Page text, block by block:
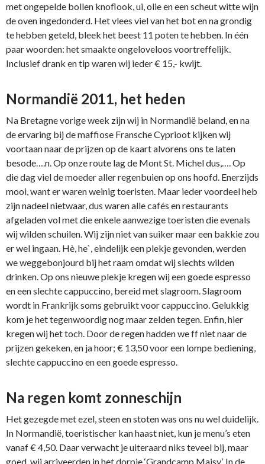
met ongepelde bollen knoflook, ui, olie en een scheut witte wijn
de oven ingedonderd. Het vlees viel van het bot en na grondig
te hebben geteld, bleek het beest 11 poten te hebben. In één
paar woorden: het smaakte ongeloveloos voortreffelijk.
Inclusief drank en tip waren wij ieder € 15,- kwijt.
Normandië 2011, het heden
Na Bretagne vorige week zijn wij in Normandië beland, en na
de ervaring bij de maffiose Fransche Cyprioot kijken wij
voortaan naar de prijzen op de kaart alvorens ons te laten
besode….n. Op onze route lag de Mont St. Michel dus,…. Op
die dag viel de moeder aller regenbuien op ons hoofd. Enerzijds
mooi, want er waren weinig toeristen. Maar ieder voordeel heb
zijn nadeel nietwaar, dus waren alle cafés en restaurants
afgeladen vol met die enkele aanwezige toeristen die evenals
wij wilden schuilen. Wij zijn niet van suiker maar een bakkie zou
er wel ingaan. Hè, he`, eindelijk een plekje gevonden, werden
we weggebonjourd bij het raam omdat wij slechts wilden
drinken. Op ons nieuwe plekje kregen wij een goede espresso
en een slechte cappuccino, bereid met slagroom. Slagroom
wordt in Frankrijk soms gebruikt voor cappuccino. Gelukkig
kom je het tegenwoordig nog maar zelden tegen. Enfin, hier
kregen wij het toch. Door de regen hadden we ff niet naar de
prijzen gekeken, en ja hoor; € 13,50 voor een lompe bediening,
slechte cappuccino en een goede espresso.
Na regen komt zonneschijn
Het gezegde met ezel, steen en stoten was ons nu wel duidelijk.
In Normandië, toeristischer kan haast niet, kun je menu’s eten
vanaf € 4,50. Daar verwacht je uiteraard niks teveel bij, maar
goed, wij arriveerden in het dorpje ‘Grandcamp Maisy’. In de